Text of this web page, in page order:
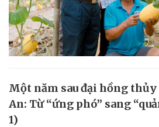
Một năm sau đại hồng
An: Từ “ứng phó” sang
1)